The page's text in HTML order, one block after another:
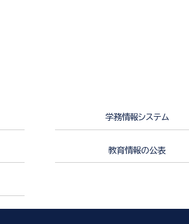
学務情報システム
教育情報の公表